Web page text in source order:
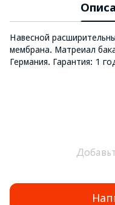
Навесной
мембрана. Матреиал
Германия. Гарантия: 1